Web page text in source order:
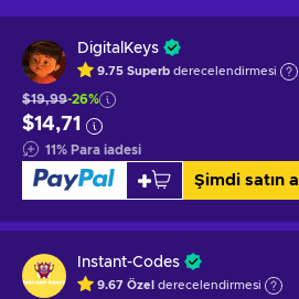
DigitalKeys
9.75 Superb derecelendirmesi
$19,99-26%
$14,71
11% Para iadesi
Şimdi satın al
Instant-Codes
9.67 Özel derecelendirmesi